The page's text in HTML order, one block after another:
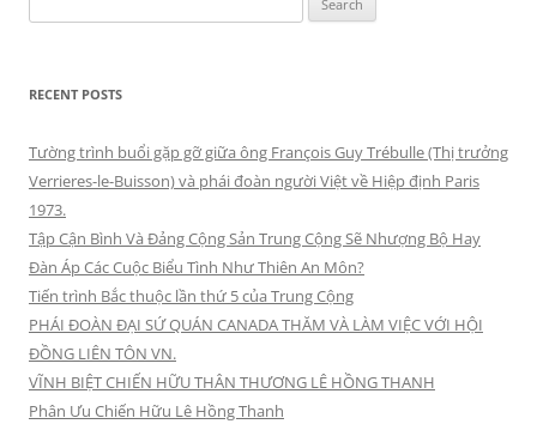
for:
RECENT POSTS
Tường trình buổi gặp gỡ giữa ông François Guy Trébulle (Thị trưởng
Verrieres-le-Buisson) và phái đoàn người Việt về Hiệp định Paris
1973.
Tập Cận Bình Và Đảng Cộng Sản Trung Cộng Sẽ Nhượng Bộ Hay
Đàn Áp Các Cuộc Biểu Tình Như Thiên An Môn?
Tiến trình Bắc thuộc lần thứ 5 của Trung Cộng
PHÁI ĐOÀN ĐẠI SỨ QUÁN CANADA THĂM VÀ LÀM VIỆC VỚI HỘI
ĐỒNG LIÊN TÔN VN.
VĨNH BIỆT CHIẾN HỮU THÂN THƯƠNG LÊ HỒNG THANH
Phân Ưu Chiến Hữu Lê Hồng Thanh